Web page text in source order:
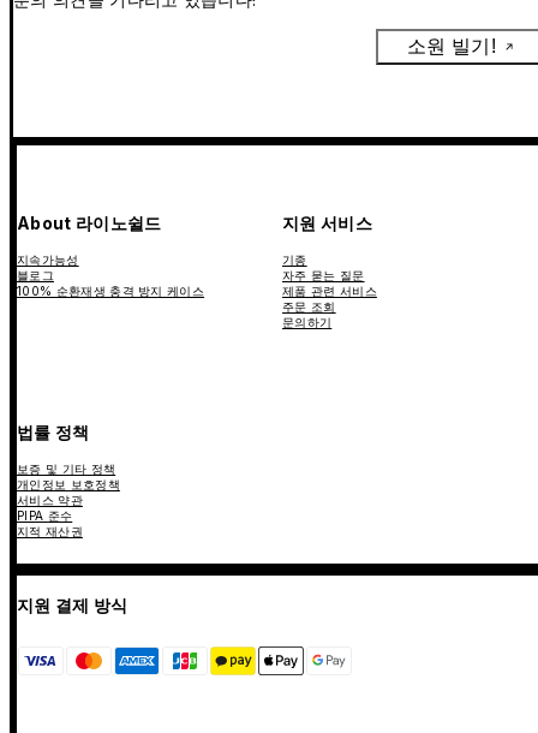
소원 빌기!
About 라이노쉴드
지속가능성
블로그
100% 순환재생 충격 방지 케이스
지원 서비스
기종
자주 묻는 질문
제품 관련 서비스
주문 조회
문의하기
법률 정책
보증 및 기타 정책
개인정보 보호정책
서비스 약관
PIPA 준수
지적 재산권
지원 결제 방식